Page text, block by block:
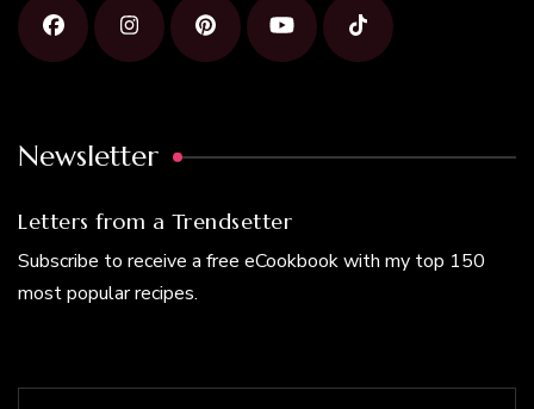
Newsletter
Letters from a Trendsetter
Subscribe to receive a free eCookbook with my top 150
most popular recipes.